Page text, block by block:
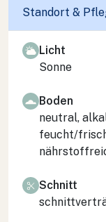
Standort &
Licht
Sonne
Boden
neutral,
feucht/
Schnitt